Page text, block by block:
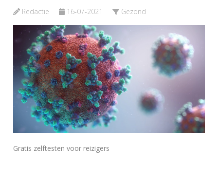
Redactie 16-07-2021 Gezond
Gratis zelftesten voor reizigers